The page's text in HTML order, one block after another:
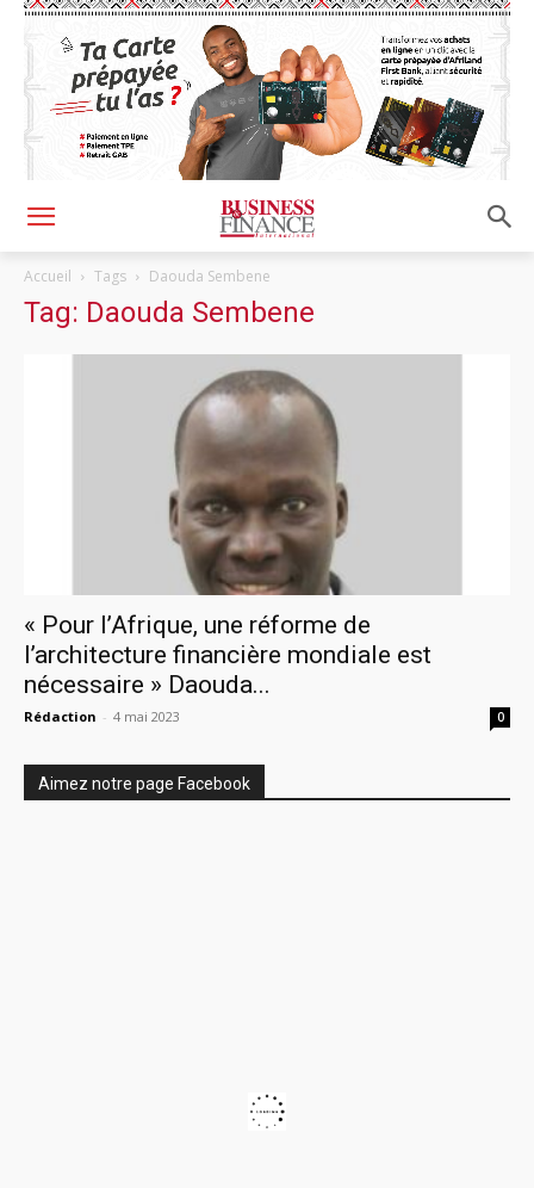
Accueil Tags Daouda Sembene
Tag: Daouda Sembene
« Pour l’Afrique, une réforme de
l’architecture financière mondiale est
nécessaire » Daouda...
Rédaction - 4 mai 2023 0
Aimez notre page Facebook